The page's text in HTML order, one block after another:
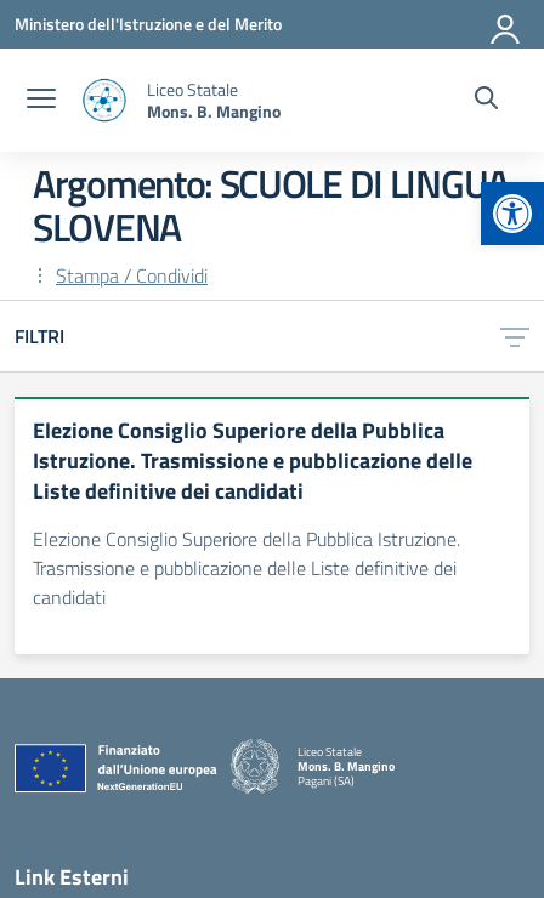
Vai ai contenuti
Vai al menu di navigazione
Vai al footer
Ministero dell'Istruzione e del Merito
Liceo Statale
Mons. B. Mangino
Argomento: SCUOLE DI LINGUA
SLOVENA
Stampa / Condividi
FILTRI
Elezione Consiglio Superiore della Pubblica
Istruzione. Trasmissione e pubblicazione delle
Liste definitive dei candidati
Elezione Consiglio Superiore della Pubblica Istruzione.
Trasmissione e pubblicazione delle Liste definitive dei
candidati
Liceo Statale
Mons. B. Mangino
Pagani (SA)
— Visita la pagina iniziale della scuola
Link Esterni